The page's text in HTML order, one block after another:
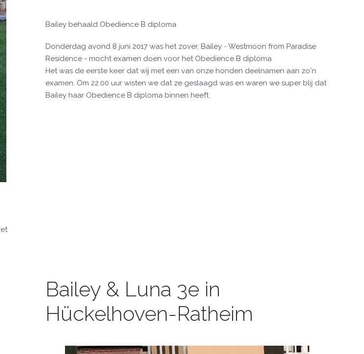
Bailey behaald Obedience B diploma
Donderdag avond 8 juni 2017 was het zover, Bailey - Westmoon from Paradise
Residence - mocht examen doen voor het Obedience B diploma
Het was de eerste keer dat wij met een van onze honden deelnamen aan zo'n
examen. Om 22.00 uur wisten we dat ze geslaagd was en waren we super blij dat
Bailey haar Obedience B diploma binnen heeft.
Bailey & Luna 3e in
Hückelhoven-Ratheim